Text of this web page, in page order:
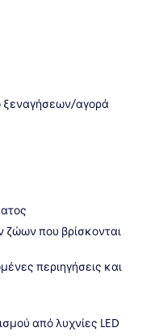
ξεναγήσεων/αγορά
ζώων που βρίσκονται
περιηγήσεις και
από λυχνίες LED